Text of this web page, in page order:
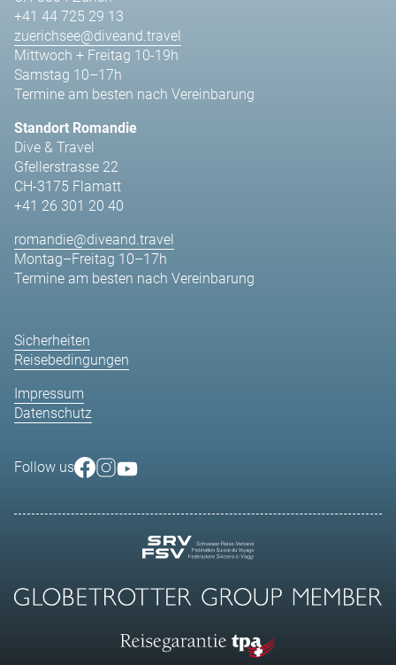
+41 44 725 29 13
zuerichsee@diveand.travel
Mittwoch + Freitag 10-19h
Samstag 10–17h
Termine am besten nach Vereinbarung
Standort Romandie
Dive & Travel
Gfellerstrasse 22
CH-3175 Flamatt
+41 26 301 20 40
romandie@diveand.travel
Montag–Freitag 10–17h
Termine am besten nach Vereinbarung
Sicherheiten
Reisebedingungen
Impressum
Datenschutz
Follow us